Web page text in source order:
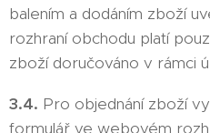
balením a dodáním zboží
rozhraní obchodu platí
zboží doručováno v rámci
3.4. Pro objednání zboží
formulář ve webovém